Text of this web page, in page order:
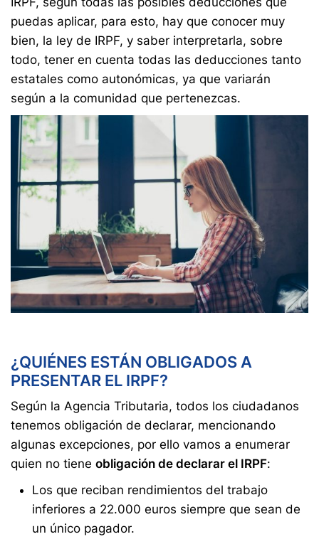
puedas aplicar, para esto, hay que conocer muy
bien, la ley de IRPF, y saber interpretarla, sobre
todo, tener en cuenta todas las deducciones tanto
estatales como autonómicas, ya que variarán
según a la comunidad que pertenezcas.
¿QUIÉNES ESTÁN OBLIGADOS A
PRESENTAR EL IRPF?
Según la Agencia Tributaria, todos los ciudadanos
tenemos obligación de declarar, mencionando
algunas excepciones, por ello vamos a enumerar
quien no tiene obligación de declarar el IRPF:
Los que reciban rendimientos del trabajo
inferiores a 22.000 euros siempre que sean de
un único pagador.